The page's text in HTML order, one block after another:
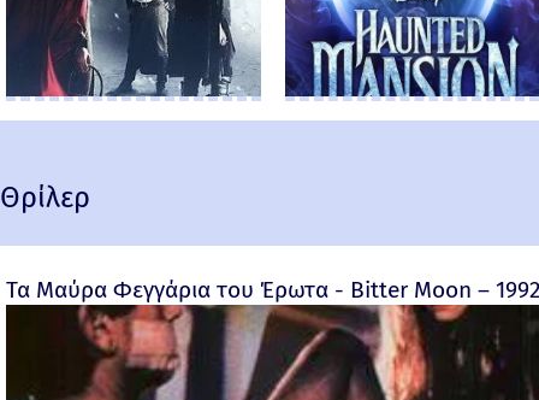
Θρίλερ
Τα Μαύρα Φεγγάρια του Έρωτα - Bitter Moon –